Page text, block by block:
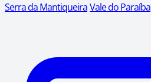
Serra da MantiqueiraVale do Paraíba